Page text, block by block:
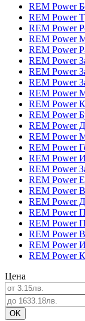
REM Power
REM Power
REM Power
REM Power
REM Power
REM Power
REM Power
REM Power
REM Power
REM Power
REM Power
REM Power
REM Power
REM Power
REM Power
REM Power
REM Power
REM Power
REM Power
REM Power
REM Power
REM Power
REM Power
REM Power
Цена